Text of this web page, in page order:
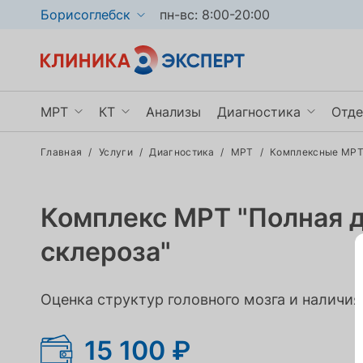
Борисоглебск пн-вс: 8:00-20:00
МРТ
МРТ брюшной полости
Показать ещё
КТ
КТ мочевыделительной системы
Показать ещё
Анализы Диагностика
Эндоскопия
Главная / Услуги / Диагностика / МРТ / Комплексные
Комплекс МРТ "Полная
склероза"
Оценка структур головного мозга и
15 100 ₽